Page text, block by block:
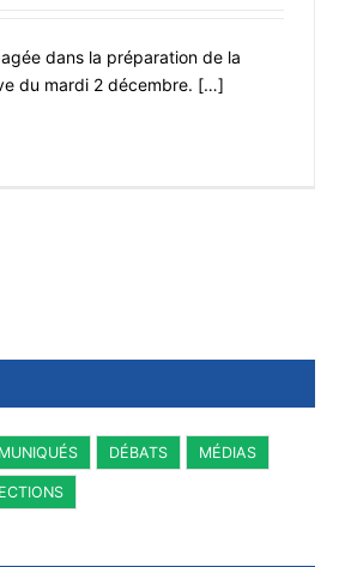
dans la préparation de la
du mardi 2 décembre. […]
DÉBATS MÉDIAS